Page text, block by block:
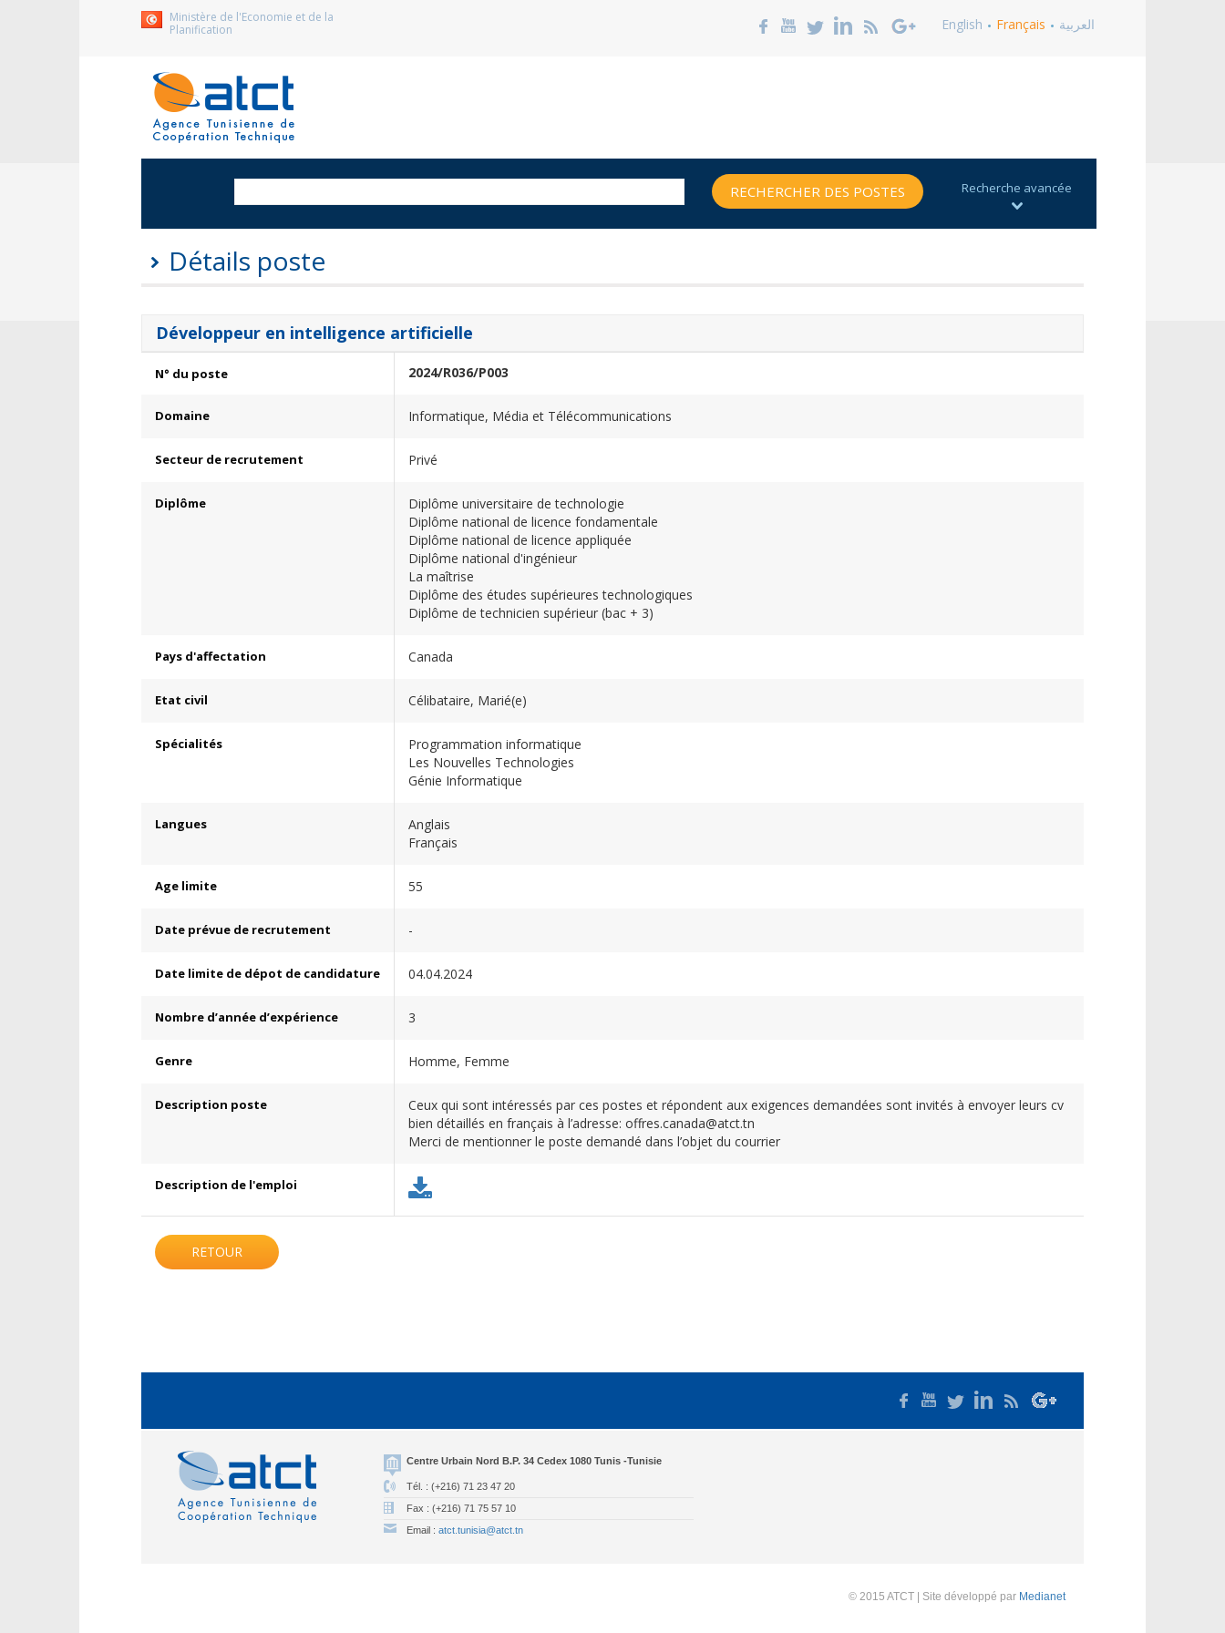
Ministère de l'Economie et de la
Planification
English Français العربية
RECHERCHER DES POSTES
Détails poste
Développeur en intelligence artificielle
N° du poste 2024/R036/P003
Domaine Informatique, Média et Télécommunications
Secteur de recrutement Privé
Diplôme
Diplôme universitaire de technologie
Diplôme national de licence fondamentale
Diplôme national de licence appliquée
Diplôme national d'ingénieur
La maîtrise
Diplôme des études supérieures technologiques
Diplôme de technicien supérieur (bac + 3)
Pays d'affectation Canada
Etat civil Célibataire, Marié(e)
Spécialités
Programmation informatique
Les Nouvelles Technologies
Génie Informatique
Langues
Anglais
Français
Age limite 55
Date prévue de recrutement -
Date limite de dépot de candidature 04.04.2024
Nombre d’année d’expérience 3
Genre Homme, Femme
Description poste
Ceux qui sont intéressés par ces postes et répondent aux exigences demandées sont invités à envoyer leurs cv
bien détaillés en français à l’adresse: offres.canada@atct.tn
Merci de mentionner le poste demandé dans l’objet du courrier
Description de l'emploi
RETOUR
Centre Urbain Nord B.P. 34 Cedex 1080 Tunis -Tunisie
Tél. : (+216) 71 23 47 20
Fax : (+216) 71 75 57 10
Email : atct.tunisia@atct.tn
© 2015 ATCT | Site développé par Medianet